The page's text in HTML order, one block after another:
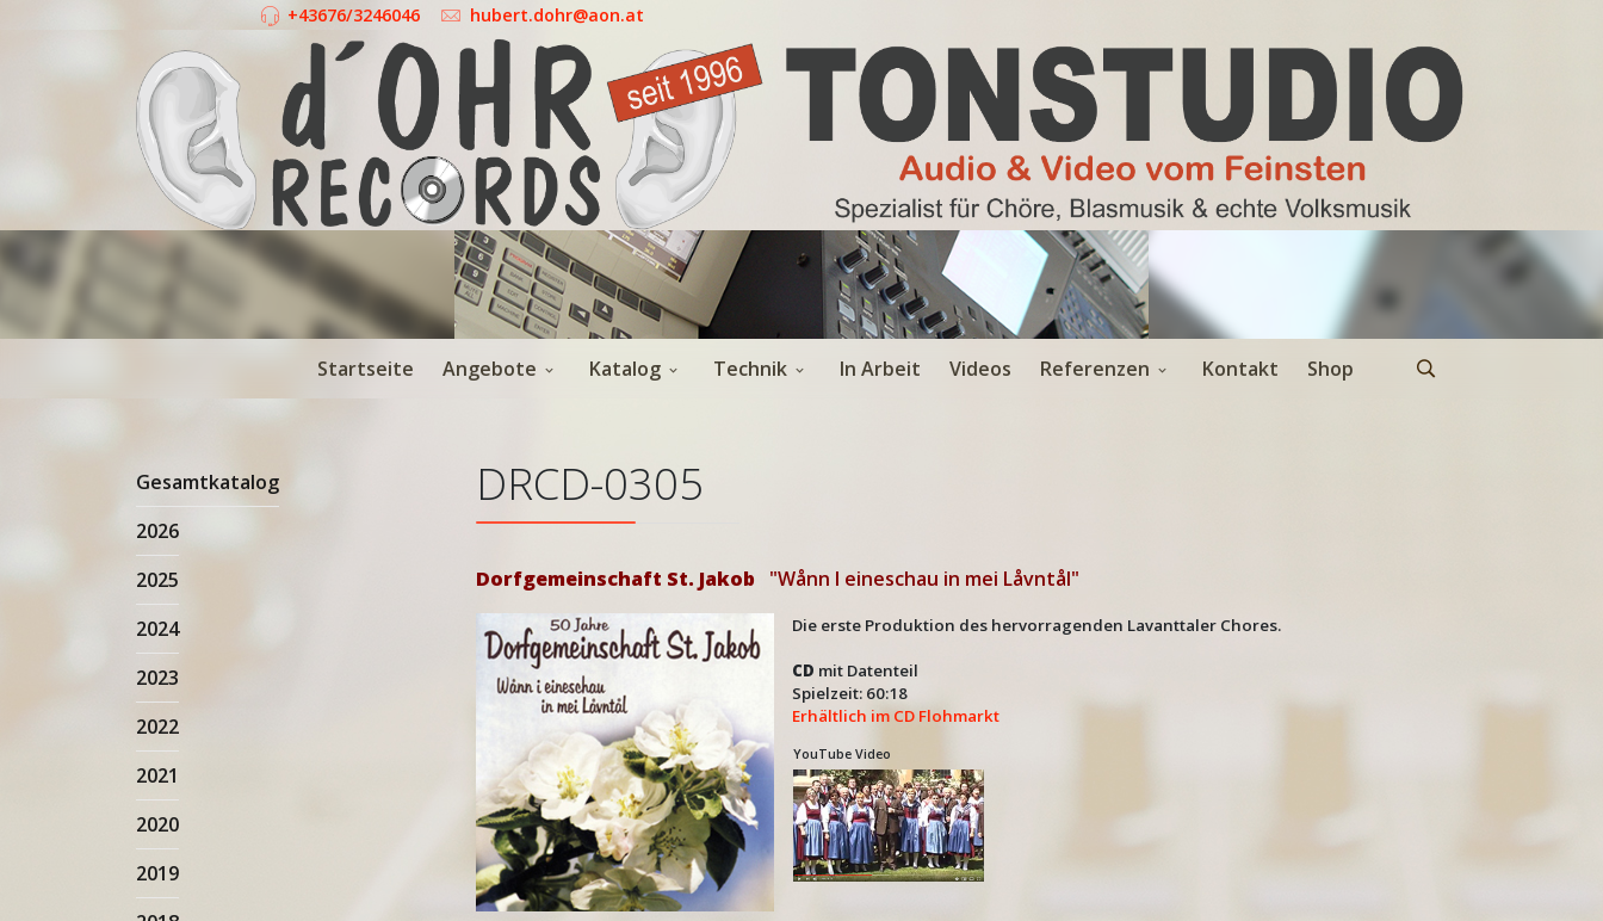
+43676/3246046 hubert.dohr@aon.at
Startseite Angebote Katalog Technik In Arbeit Videos Referenzen Kontakt Shop
Gesamtkatalog
2026
2025
2024
2023
2022
2021
2020
2019
DRCD-0305
Dorfgemeinschaft St. Jakob "Wånn I eineschau in mei Låvntål"
Die erste Produktion des hervorragenden Lavanttaler Chores.
CD mit Datenteil
Spielzeit: 60:18
Erhältlich im CD Flohmarkt
YouTube Video